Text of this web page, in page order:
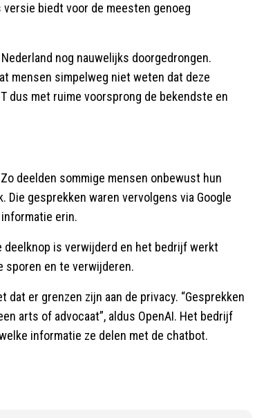
biedt voor de meesten genoeg
nog nauwelijks doorgedrongen.
mensen simpelweg niet weten dat deze
dus met ruime voorsprong de bekendste en
deelden sommige mensen onbewust hun
Die gesprekken waren vervolgens via Google
erin.
deelknop is verwijderd en het bedrijf werkt
sporen en te verwijderen.
er grenzen zijn aan de privacy. “Gesprekken
arts of advocaat”, aldus OpenAI. Het bedrijf
informatie ze delen met de chatbot.